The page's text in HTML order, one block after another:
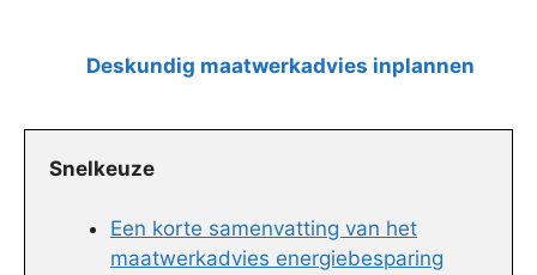
Deskundig maatwerkadvies inplannen
Snelkeuze
Een korte samenvatting van het
maatwerkadvies energiebesparing